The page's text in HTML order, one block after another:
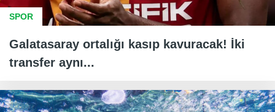
SPOR
Galatasaray ortalığı kasıp kavuracak! İki
transfer aynı...